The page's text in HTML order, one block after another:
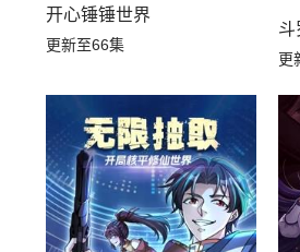
开心锤锤世界
更新至66集
斗
更